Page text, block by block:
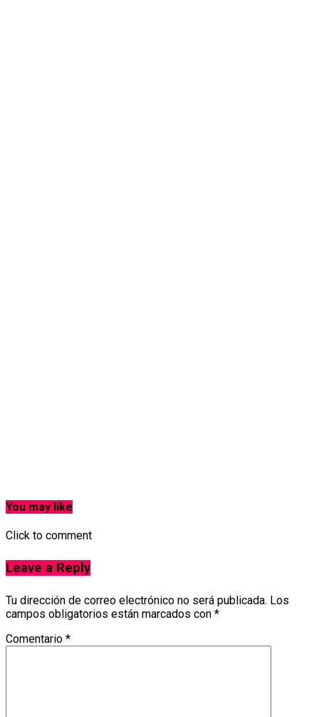
You may like
Click to comment
Leave a Reply
Tu dirección de correo electrónico no será publicada. Los
campos obligatorios están marcados con *
Comentario *